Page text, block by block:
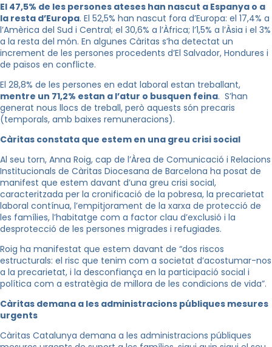
El 47,5% de les persones ateses han nascut a Espanya o a
la resta d’Europa. El 52,5% han nascut fora d’Europa: el 17,4% a
l’Amèrica del Sud i Central; el 30,6% a l’Àfrica; l’1,5% a l’Àsia i el 3%
a la resta del món. En algunes Càritas s’ha detectat un
increment de les persones procedents d’El Salvador, Hondures i
de països en conflicte.
El 28,8% de les persones en edat laboral estan treballant,
mentre un 71,2% estan a l’atur o busquen feina. S’han
generat nous llocs de treball, però aquests són precaris
(temporals, amb baixes remuneracions).
Càritas constata que estem en una greu crisi social
Al seu torn, Anna Roig, cap de l’Àrea de Comunicació i Relacions
Institucionals de Càritas Diocesana de Barcelona ha posat de
manifest que estem davant d’una greu crisi social,
caracteritzada per la cronificació de la pobresa, la precarietat
laboral contínua, l’empitjorament de la xarxa de protecció de
les famílies, l’habitatge com a factor clau d’exclusió i la
desprotecció de les persones migrades i refugiades.
Roig ha manifestat que estem davant de “dos riscos
estructurals: el risc que tenim com a societat d’acostumar-nos
a la precarietat, i la desconfiança en la participació social i
política com a estratègia de millora de les condicions de vida”.
Càritas demana a les administracions públiques mesures
urgents
Càritas Catalunya demana a les administracions públiques